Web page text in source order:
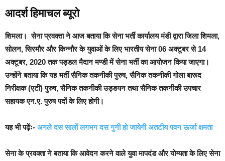
आदर्श हिमाचल ब्यूरो
शिमला।सेना प्रवक्ता ने आज बताया कि सेना भर्ती कार्यालय मंडी द्वारा जिला शिमला,
सोलन, सिरमौर और किन्नौर के युवाओं के लिए भारतीय सेना 06 अक्टूबर से 14
अक्टूबर, 2020 तक पड्डल मैदान मण्डी में सेना भर्ती का आयोजन किया जाएगा।
उन्होंने बताया कि यह भर्ती सैनिक तकनीकी पुरुष, सैनिक तकनीकी गोला बारूद
निरीक्षक (एटी) पुरुष, सैनिक तकनीकी उड्डयन तथा सैनिक तकनीकी उपचार
सहायक एन.ए. पुरुष पदों के लिए होगी।
यह भी पढ़ेंः- अगले दस सालों लगभग दस गुनी हो जायेगी अतटीय पवन ऊर्जा क्षमता
सेना के प्रवक्ता ने बताया कि आवेदन करने वाले युवा मापदंड और योग्यता के लिए सेना